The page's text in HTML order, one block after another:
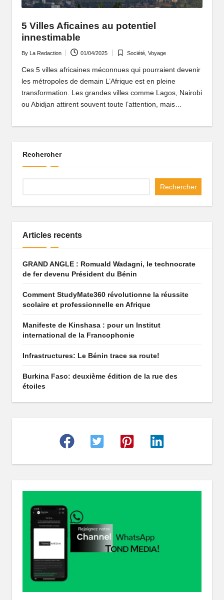
5 Villes Aficaines au potentiel
innestimable
Posted
by
By La Redaction 01/04/2025
Posted
in
Société, Voyage
Ces 5 villes africaines méconnues qui pourraient devenir
les métropoles de demain L’Afrique est en pleine
transformation. Les grandes villes comme Lagos, Nairobi
ou Abidjan attirent souvent toute l’attention, mais…
Rechercher
Rechercher
Articles recents
GRAND ANGLE : Romuald Wadagni, le technocrate
de fer devenu Président du Bénin
Comment StudyMate360 révolutionne la réussite
scolaire et professionnelle en Afrique
Manifeste de Kinshasa : pour un Institut
international de la Francophonie
Infrastructures: Le Bénin trace sa route!
Burkina Faso: deuxième édition de la rue des
étoiles